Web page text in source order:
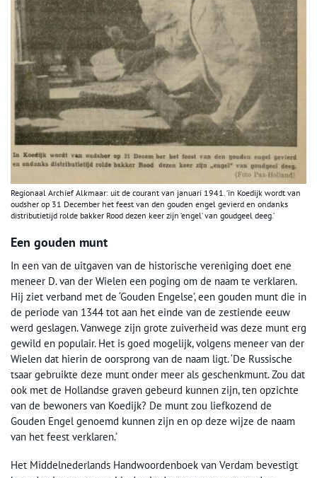
Regionaal Archief Alkmaar: uit de courant van januari 1941. ‘in Koedijk wordt van
oudsher op 31 December het feest van den gouden engel gevierd en ondanks
distributietijd rolde bakker Rood dezen keer zijn ‘engel’ van goudgeel deeg.’
Een gouden munt
In een van de uitgaven van de historische vereniging doet ene
meneer D. van der Wielen een poging om de naam te verklaren.
Hij ziet verband met de ‘Gouden Engelse’, een gouden munt die in
de periode van 1344 tot aan het einde van de zestiende eeuw
werd geslagen. Vanwege zijn grote zuiverheid was deze munt erg
gewild en populair. Het is goed mogelijk, volgens meneer van der
Wielen dat hierin de oorsprong van de naam ligt. ‘De Russische
tsaar gebruikte deze munt onder meer als geschenkmunt. Zou dat
ook met de Hollandse graven gebeurd kunnen zijn, ten opzichte
van de bewoners van Koedijk? De munt zou liefkozend de
Gouden Engel genoemd kunnen zijn en op deze wijze de naam
van het feest verklaren.’
Het Middelnederlands Handwoordenboek van Verdam bevestigt